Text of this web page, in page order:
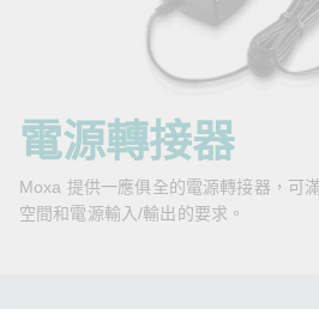
絡我們
Zone
Moxa
電源轉接器
Moxa 提供一應俱全的電源轉接器，可
空間和電源輸入/輸出的要求。